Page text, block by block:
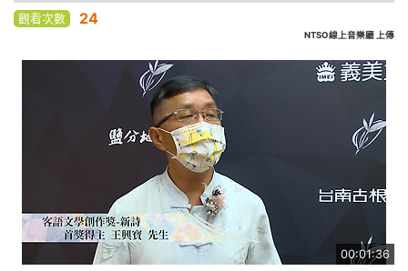
觀看次數 24
NTSO線上音樂廳 上傳
00:01:36